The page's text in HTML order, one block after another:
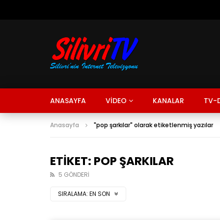
ANASAYFA VİDEO KANALAR TV-
Anasayfa "pop şarkılar" olarak etiketlenmiş yazılar
ETIKET: POP ŞARKILAR
5 GÖNDERI
SIRALAMA: EN SON